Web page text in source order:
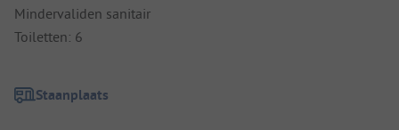
Mindervaliden sanitair
Toiletten: 6
Staanplaats